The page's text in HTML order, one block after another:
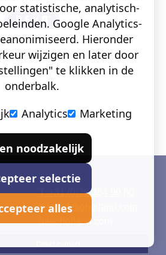
T. +31 (0)26 384 90 80
info@dekoholland.com
dekoholland.com
statistische, analytisch-
Google Analytics-
Hieronder
wijzigen en later door
te klikken in de
onderbalk.
Analytics Marketing
noodzakelijk
selectie
alles